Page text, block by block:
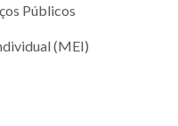
Públicos
(MEI)